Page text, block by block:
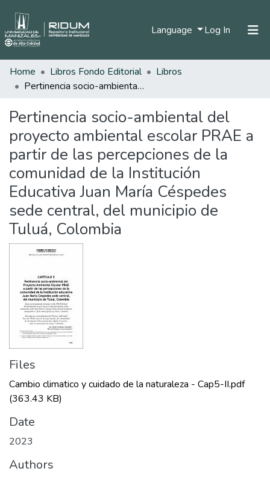
Language Log In (current)
All of DSpace
Statistics
Home Libros Fondo Editorial
Libros
Pertinencia socio-ambiental del proyecto ambiental escolar PRAE a partir de las percepciones de la comunidad de la Institución Educativa Juan María Céspedes sede central, del municipio de Tuluá, Colombia
Pertinencia socio-ambiental del
proyecto ambiental escolar PRAE a
partir de las percepciones de la
comunidad de la Institución
Educativa Juan María Céspedes
sede central, del municipio de
Tuluá, Colombia
Files
Cambio climatico y cuidado de la naturaleza - Cap5-II.pdf
(363.43 KB)
Date
2023
Authors